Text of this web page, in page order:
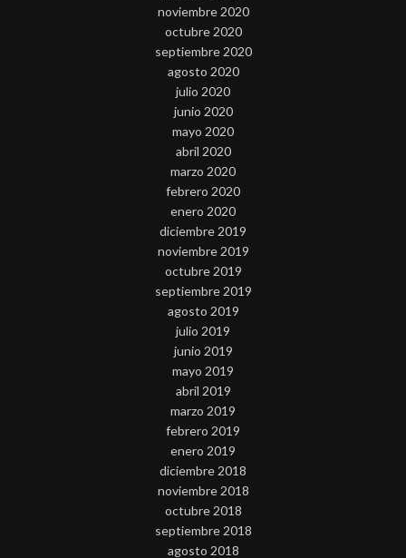
noviembre 2020
octubre 2020
septiembre 2020
agosto 2020
julio 2020
junio 2020
mayo 2020
abril 2020
marzo 2020
febrero 2020
enero 2020
diciembre 2019
noviembre 2019
octubre 2019
septiembre 2019
agosto 2019
julio 2019
junio 2019
mayo 2019
abril 2019
marzo 2019
febrero 2019
enero 2019
diciembre 2018
noviembre 2018
octubre 2018
septiembre 2018
agosto 2018